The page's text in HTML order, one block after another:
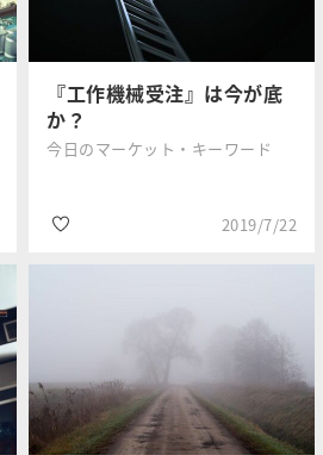
三井住友DSア
セットマネジ
『工作機械受注』は今が底
か？
今日のマーケット・キーワード
2019/7/22
三井住友DSア
セットマネジ
メント
#国内株式